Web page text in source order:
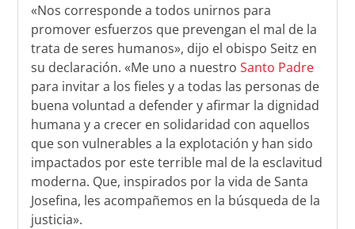
«Nos corresponde a todos unirnos para
promover esfuerzos que prevengan el mal de la
trata de seres humanos», dijo el obispo Seitz en
su declaración. «Me uno a nuestroSanto Padre
para invitar a los fieles y a todas las personas de
buena voluntad a defender y afirmar la dignidad
humana y a crecer en solidaridad con aquellos
que son vulnerables a la explotación y han sido
impactados por este terrible mal de la esclavitud
moderna. Que, inspirados por la vida de Santa
Josefina, les acompañemos en la búsqueda de la
justicia».